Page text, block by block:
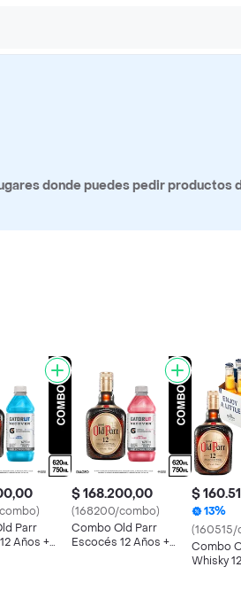
donde puedes pedir productos
Parr
Años +
$ 168.200,00
(168200/combo)
Combo Old Parr
Escocés 12 Años +
$
13%
(160515/
Combo
Whisky